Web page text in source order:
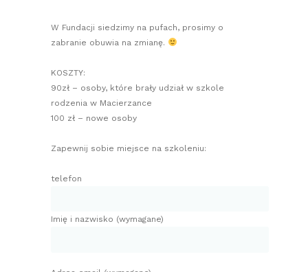
W Fundacji siedzimy na pufach, prosimy o
zabranie obuwia na zmianę.
KOSZTY:
90zł – osoby, które brały udział w szkole
rodzenia w Macierzance
100 zł – nowe osoby
Zapewnij sobie miejsce na szkoleniu:
telefon
Imię i nazwisko (wymagane)